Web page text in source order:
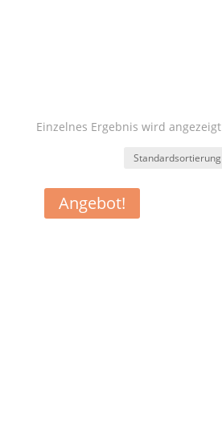
Einzelnes Ergebnis wird angezeigt
Angebot!